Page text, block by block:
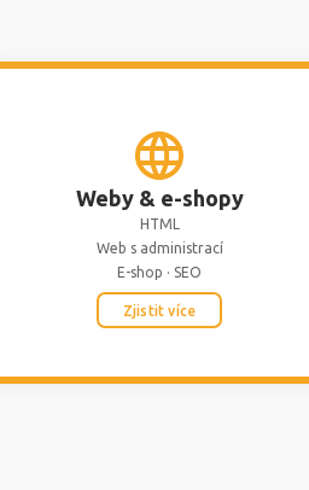
Weby & e-shopy
HTML
Web s administrací
E-shop · SEO
Zjistit více